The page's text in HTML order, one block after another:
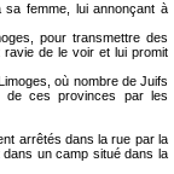
femme, lui annonçant à
pour transmettre des
ravie de le voir et lui promit
où nombre de Juifs
de ces provinces par les
arrêtés dans la rue par la
un camp situé dans la